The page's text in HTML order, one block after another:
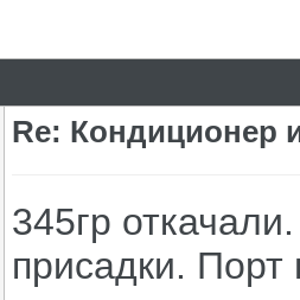
Re: Кондиционер
345гр
присадки. Порт